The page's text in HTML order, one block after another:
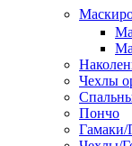
Чехлы
Пончо
Гамаки/